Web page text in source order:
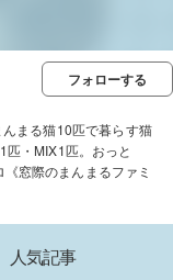
フォローする
まる猫10匹で暮らす猫
・MIX1匹。おっと
窓際のまんまるファミ
人気記事